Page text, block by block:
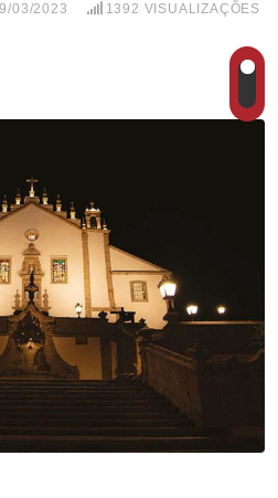
03/2023 1392 VISUALIZAÇÕES